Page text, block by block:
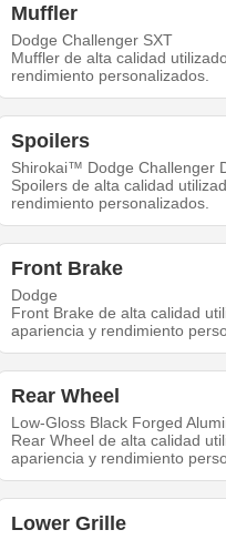
Muffler
Dodge Challenger SXT
Muffler de alta calidad
rendimiento personalizados.
Spoilers
Shirokai™ Dodge Challenger
Spoilers de alta calidad
rendimiento personalizados.
Front Brake
Dodge
Front Brake de alta calidad
apariencia y rendimiento
Rear Wheel
Low-Gloss Black Forged
Rear Wheel de alta calidad
apariencia y rendimiento
Lower Grille